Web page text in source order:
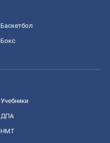
Баскетбол
Бокс
Учебники
ДПА
НМТ